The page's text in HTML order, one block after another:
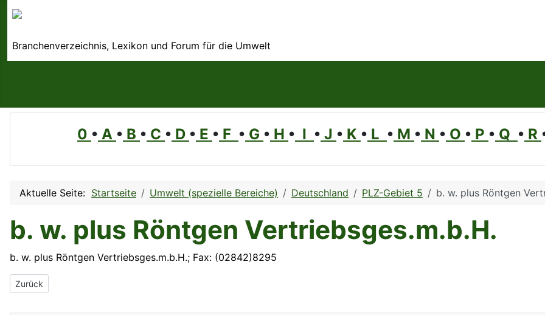
Branchenverzeichnis, Lexikon und Forum für die Umwelt
0 • A • B • C • D • E • F • G • H • I • J • K • L • M • N • O • P • Q • R
Aktuelle Seite: Startseite Umwelt (spezielle Bereiche) Deutschland PLZ-Gebiet 5 b. w. plus Röntgen
b. w. plus Röntgen Vertriebsges.m.b.H.
b. w. plus Röntgen Vertriebsges.m.b.H.; Fax: (02842)8295
Vorheriger Beitrag: ARUM Arbeitsgemeinschaft Umweltplanung
Zurück